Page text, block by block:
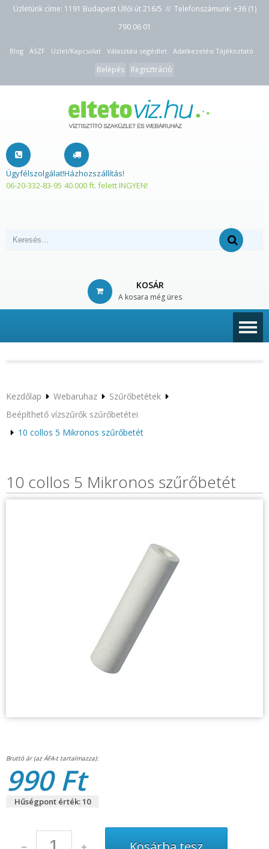
Üzletünk címe: 1191 Budapest Üllői út 216/5 // Telefonszámunk: +36 (1)
790 06 01
Blog ÁSZF Üzlet/Kapcsolat Választási segédlet Adatkezelési Tájékoztató
Belépés Regisztráció
Ügyfélszolgálat!
06-20-332-83-95
Házhozszállítás!
40.000 ft. felett INGYEN!
KOSÁR
A kosara még üres
Kezdőlap Webaruhaz
Szűrőbetétek
Beépíthető vízszűrők szűrőbetétei
10 collos 5 Mikronos szűrőbetét
10 collos 5 Mikronos szűrőbetét
990 Ft
Hűségpont érték: 10